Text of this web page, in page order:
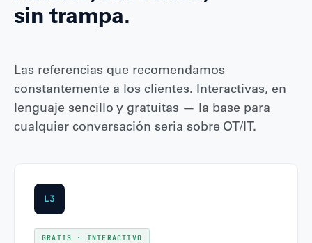
sin trampa.
Las referencias que recomendamos
constantemente a los clientes. Interactivas, en
lenguaje sencillo y gratuitas — la base para
cualquier conversación seria sobre OT/IT.
L3
GRATIS · INTERACTIVO